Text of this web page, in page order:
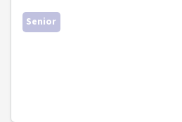
Senior